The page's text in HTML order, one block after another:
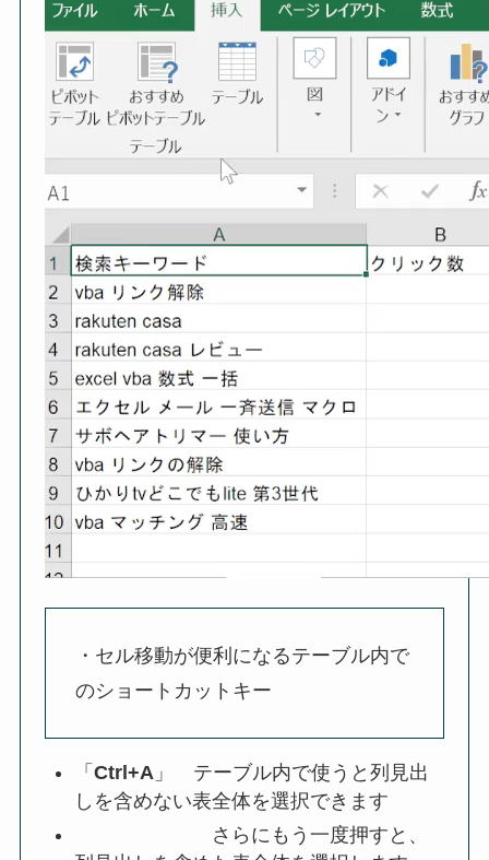
・セル移動が便利になるテーブル内で
のショートカットキー
「Ctrl+A 」 テーブル内で使うと列見出
しを含めない表全体を選択できます
さらにもう一度押すと、